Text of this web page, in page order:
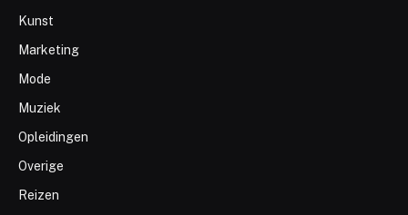
Kunst
Marketing
Mode
Muziek
Opleidingen
Overige
Reizen